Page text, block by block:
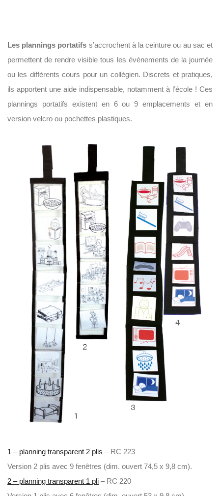
Les plannings portatifs s’accrochent à la ceinture ou au sac et
permettent de rendre visible tous les évènements de la journée
ou les différents cours pour un collégien. Discrets et pratiques,
ils apportent une aide indispensable, notamment à l’école ! Ces
plannings portatifs existent en 6 ou 9 emplacements et en
version velcro ou pochettes plastiques.
1 – planning transparent 2 plis – RC 223
Version 2 plis avec 9 fenêtres (dim. ouvert 74,5 x 9,8 cm).
2 – planning transparent 1 pli – RC 220